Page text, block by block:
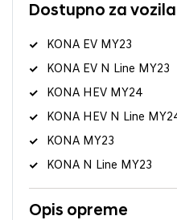
Dostupno za vozila
KONA EV MY23
KONA EV N Line MY23
KONA HEV MY24
KONA HEV N Line
KONA MY23
KONA N Line MY23
Opis opreme